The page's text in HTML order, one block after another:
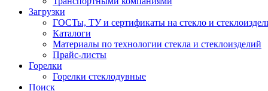
Загрузки
ГОСТы, ТУ и сертификаты на стекло и
Каталоги
Материалы по технологии стекла и стеклоизделий
Прайс-листы
Горелки
Горелки стеклодувные
Поиск